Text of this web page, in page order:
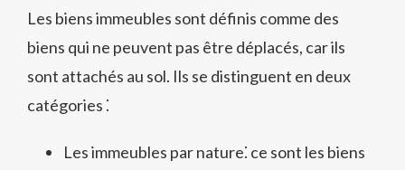
Les biens immeubles sont définis comme des
biens qui ne peuvent pas être déplacés, car ils
sont attachés au sol. Ils se distinguent en deux
catégories ⁚
Les immeubles par nature⁚ ce sont les biens